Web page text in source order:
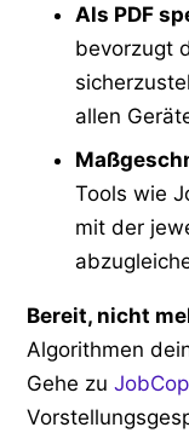
Als PDF
bevorzugt
allen
Tools wie
mit der
Bereit, nicht
Algorithmen
Gehe zu